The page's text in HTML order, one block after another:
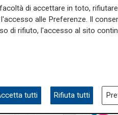
di averla
dell’accusa.
anche i
solo non ha
In
in cui
controllo
Pre
di accettare in toto,
alle Preferenze. Il
di rifiuto, l'accesso al sito
tutti Rifiuta tutti